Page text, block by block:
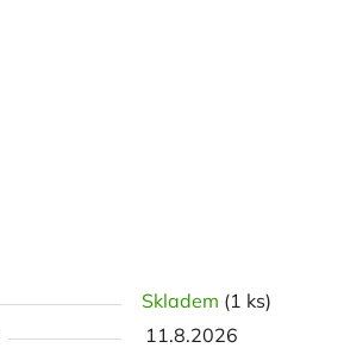
Skladem (1 ks)
11.8.2026